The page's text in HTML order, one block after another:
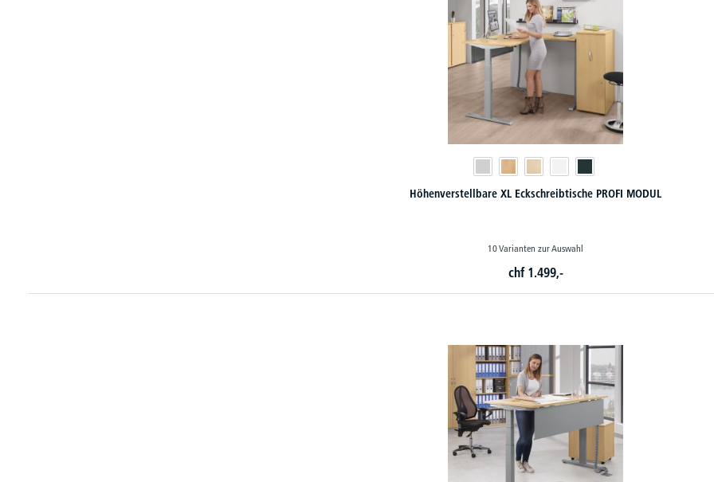
Höhenverstellbare XL Eckschreibtische PROFI MODUL
10 Varianten zur Auswahl
chf 1.499,-